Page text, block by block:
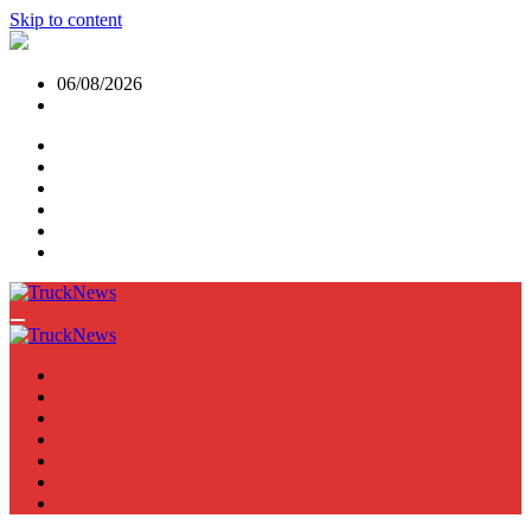
Skip to content
06/08/2026